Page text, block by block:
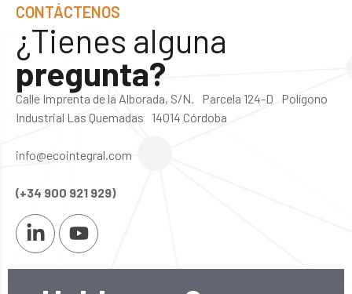
CONTÁCTENOS
¿Tienes alguna
pregunta?
Calle Imprenta de la Alborada, S/N. Parcela 124-D Polígono
Industrial Las Quemadas 14014 Córdoba
info@ecointegral.com
(+34 900 921 929)